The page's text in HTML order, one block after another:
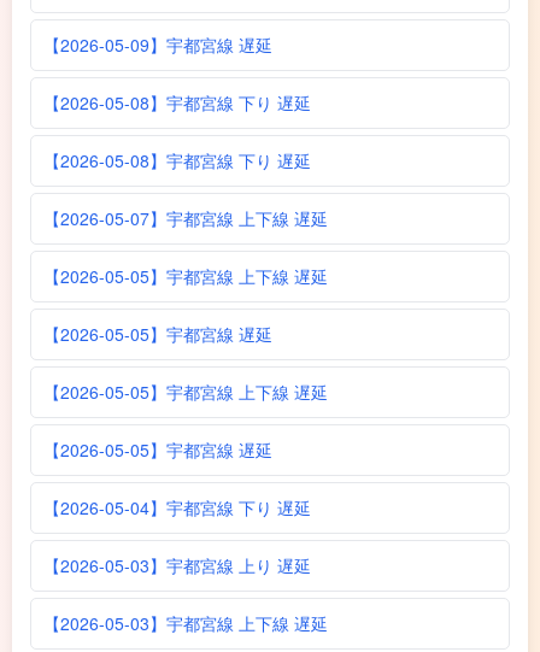
【2026-05-09】宇都宮線 遅延
【2026-05-08】宇都宮線 下り 遅延
【2026-05-08】宇都宮線 下り 遅延
【2026-05-07】宇都宮線 上下線 遅延
【2026-05-05】宇都宮線 上下線 遅延
【2026-05-05】宇都宮線 遅延
【2026-05-05】宇都宮線 上下線 遅延
【2026-05-05】宇都宮線 遅延
【2026-05-04】宇都宮線 下り 遅延
【2026-05-03】宇都宮線 上り 遅延
【2026-05-03】宇都宮線 上下線 遅延